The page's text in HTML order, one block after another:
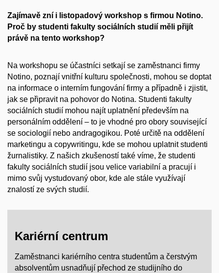
Zajímavě zní i listopadový workshop s firmou Notino.
Proč by studenti fakulty sociálních studií měli přijít
právě na tento workshop?
Na workshopu se účastníci setkají se zaměstnanci firmy
Notino, poznají vnitřní kulturu společnosti, mohou se doptat
na informace o interním fungování firmy a případně i zjistit,
jak se připravit na pohovor do Notina. Studenti fakulty
sociálních studií mohou najít uplatnění především na
personálním oddělení – to je vhodné pro obory související
se sociologií nebo andragogikou. Poté určitě na oddělení
marketingu a copywritingu, kde se mohou uplatnit studenti
žurnalistiky. Z našich zkušeností také víme, že studenti
fakulty sociálních studií jsou velice variabilní a pracují i
mimo svůj vystudovaný obor, kde ale stále využívají
znalostí ze svých studií.
Kariérní centrum
Zaměstnanci kariérního centra studentům a čerstvým
absolventům usnadňují přechod ze studijního do